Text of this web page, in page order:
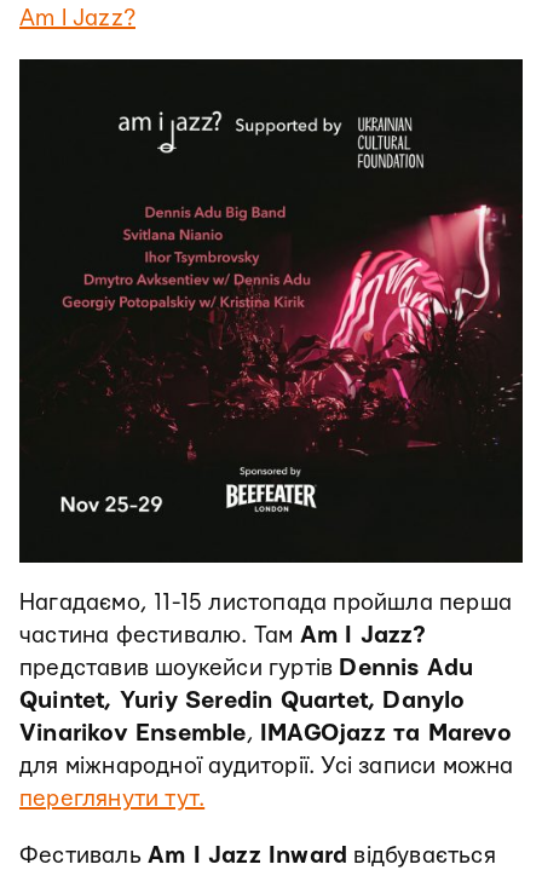
Am I Jazz?
Нагадаємо, 11-15 листопада пройшла перша
частина фестивалю. Там Am I Jazz?
представив шоукейси гуртів Dennis Adu
Quintet, Yuriy Seredin Quartet, Danylo
Vinarikov Ensemble,
IMAGOjazz та Marevo
для міжнародної аудиторії. Усі записи можна
переглянути тут.
Фестиваль Am I Jazz Inward відбувається